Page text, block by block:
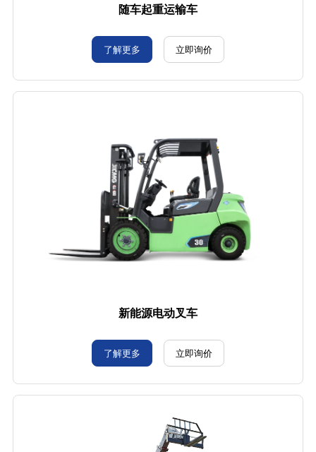
随车起重运输车
了解更多 立即询价
新能源电动叉车
了解更多 立即询价